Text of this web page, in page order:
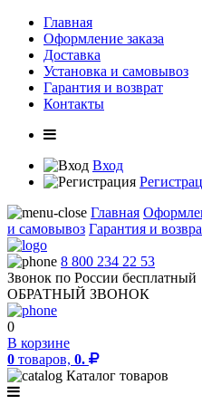
Главная
Оформление заказа
Доставка
Установка и самовывоз
Гарантия и возврат
Контакты
Вход
Главная
и самовывоз Гарантия и
8 800 234 22 53
Звонок по России бесплатный
ОБРАТНЫЙ ЗВОНОК
0
В корзине
0 товаров, 0.
Каталог товаров